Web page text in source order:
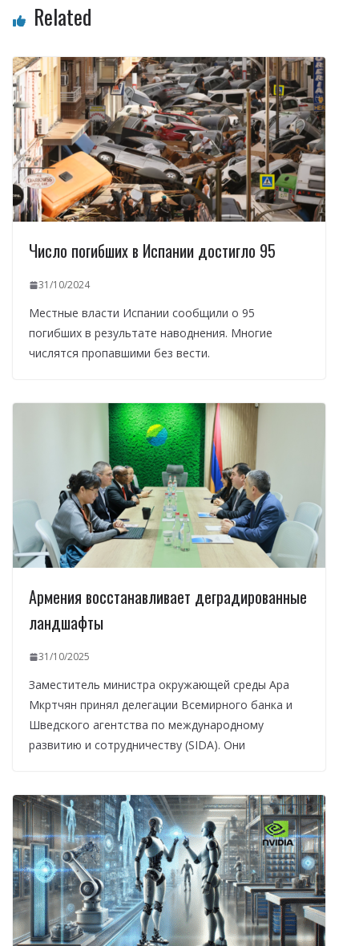
Related
Число погибших в Испании достигло 95
31/10/2024
Местные власти Испании сообщили о 95
погибших в результате наводнения. Многие
числятся пропавшими без вести.
Армения восстанавливает деградированные
ландшафты
31/10/2025
Заместитель министра окружающей среды Ара
Мкртчян принял делегации Всемирного банка и
Шведского агентства по международному
развитию и сотрудничеству (SIDA). Они